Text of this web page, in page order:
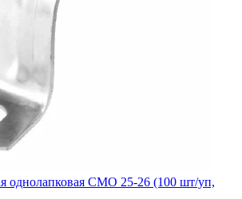
однолапковая СМО 25-26 (100 шт/уп,